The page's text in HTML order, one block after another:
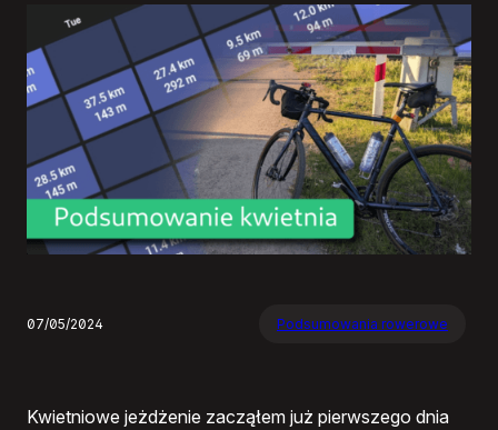
07/05/2024 Podsumowania rowerowe
Kwietniowe jeżdżenie zacząłem już pierwszego dnia